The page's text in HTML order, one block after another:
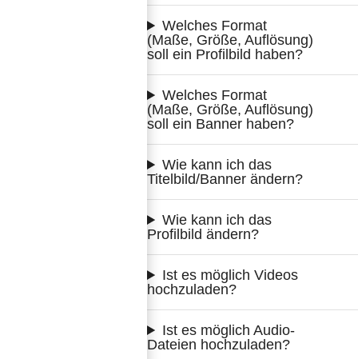
Welches Format
(Maße, Größe, Auflösung)
soll ein Profilbild haben?
Welches Format
(Maße, Größe, Auflösung)
soll ein Banner haben?
Wie kann ich das
Titelbild/Banner ändern?
Wie kann ich das
Profilbild ändern?
Ist es möglich Videos
hochzuladen?
Ist es möglich Audio-
Dateien hochzuladen?